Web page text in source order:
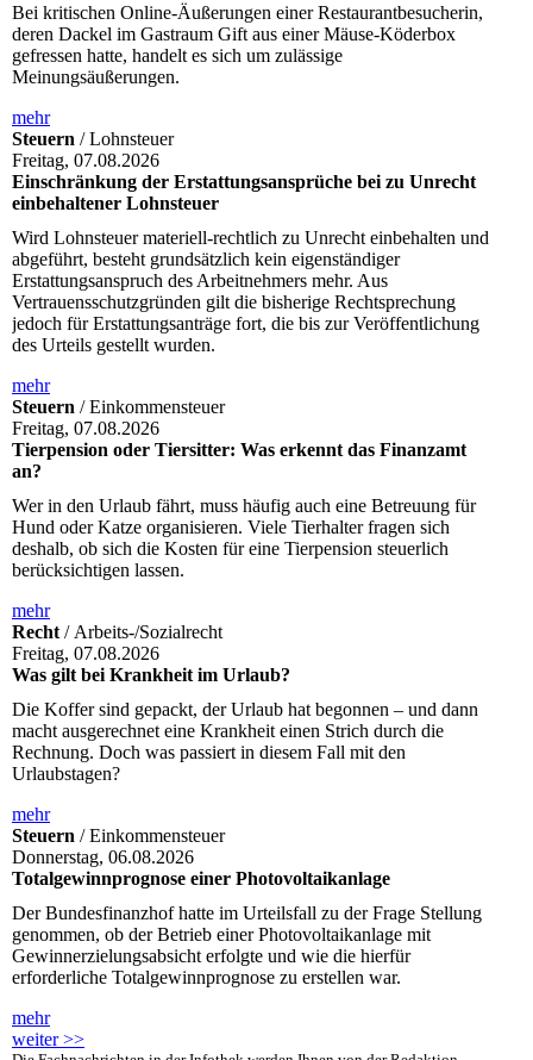
Bei kritischen Online-Äußerungen einer Restaurantbesucherin,
deren Dackel im Gastraum Gift aus einer Mäuse-Köderbox
gefressen hatte, handelt es sich um zulässige
Meinungsäußerungen.
mehr
Steuern / Lohnsteuer
Freitag, 07.08.2026
Einschränkung der Erstattungsansprüche bei zu Unrecht
einbehaltener Lohnsteuer
Wird Lohnsteuer materiell-rechtlich zu Unrecht einbehalten und
abgeführt, besteht grundsätzlich kein eigenständiger
Erstattungsanspruch des Arbeitnehmers mehr. Aus
Vertrauensschutzgründen gilt die bisherige Rechtsprechung
jedoch für Erstattungsanträge fort, die bis zur Veröffentlichung
des Urteils gestellt wurden.
mehr
Steuern / Einkommensteuer
Freitag, 07.08.2026
Tierpension oder Tiersitter: Was erkennt das Finanzamt
an?
Wer in den Urlaub fährt, muss häufig auch eine Betreuung für
Hund oder Katze organisieren. Viele Tierhalter fragen sich
deshalb, ob sich die Kosten für eine Tierpension steuerlich
berücksichtigen lassen.
mehr
Recht / Arbeits-/Sozialrecht
Freitag, 07.08.2026
Was gilt bei Krankheit im Urlaub?
Die Koffer sind gepackt, der Urlaub hat begonnen – und dann
macht ausgerechnet eine Krankheit einen Strich durch die
Rechnung. Doch was passiert in diesem Fall mit den
Urlaubstagen?
mehr
Steuern / Einkommensteuer
Donnerstag, 06.08.2026
Totalgewinnprognose einer Photovoltaikanlage
Der Bundesfinanzhof hatte im Urteilsfall zu der Frage Stellung
genommen, ob der Betrieb einer Photovoltaikanlage mit
Gewinnerzielungsabsicht erfolgte und wie die hierfür
erforderliche Totalgewinnprognose zu erstellen war.
mehr
weiter >>